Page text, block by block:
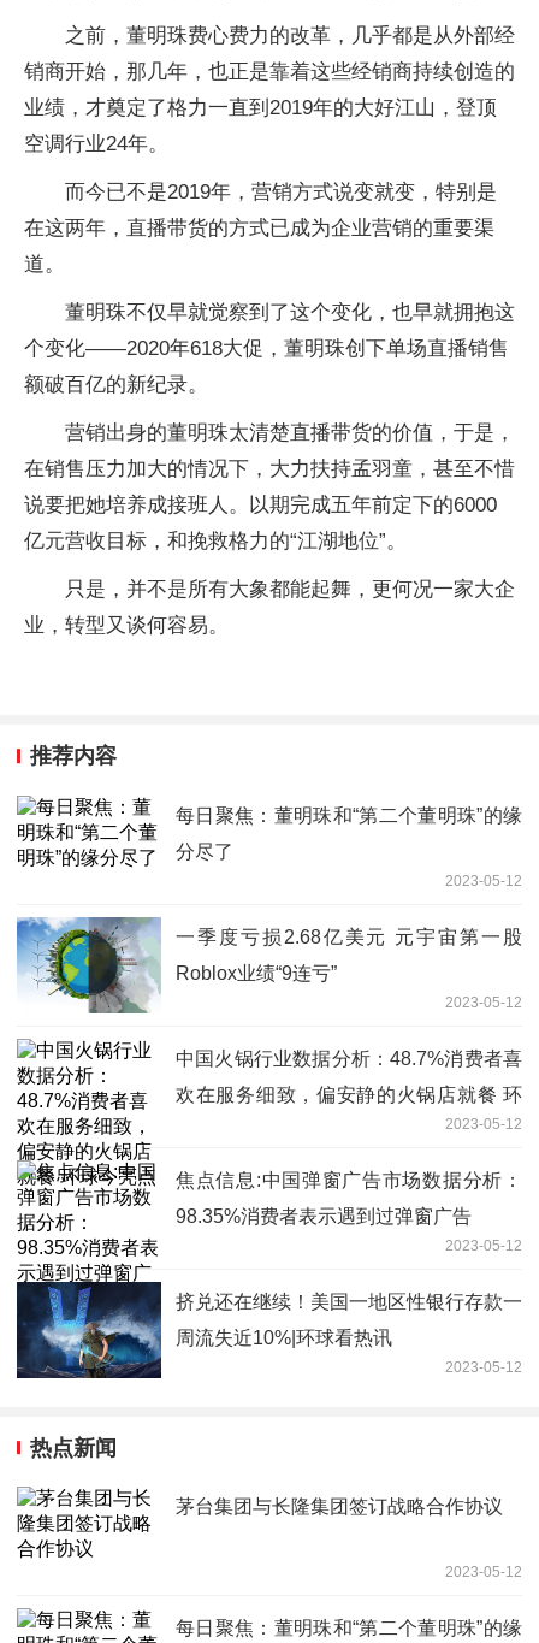
之前，董明珠费心费力的改革，几乎都是从外部经
销商开始，那几年，也正是靠着这些经销商持续创造的
业绩，才奠定了格力一直到2019年的大好江山，登顶
空调行业24年。
而今已不是2019年，营销方式说变就变，特别是
在这两年，直播带货的方式已成为企业营销的重要渠
道。
董明珠不仅早就觉察到了这个变化，也早就拥抱这
个变化——2020年618大促，董明珠创下单场直播销售
额破百亿的新纪录。
营销出身的董明珠太清楚直播带货的价值，于是，
在销售压力加大的情况下，大力扶持孟羽童，甚至不惜
说要把她培养成接班人。以期完成五年前定下的6000
亿元营收目标，和挽救格力的“江湖地位”。
只是，并不是所有大象都能起舞，更何况一家大企
业，转型又谈何容易。
推荐内容
每日聚焦：董明珠和“第二个董明珠”的缘
分尽了
2023-05-12
一季度亏损2.68亿美元 元宇宙第一股
Roblox业绩“9连亏”
2023-05-12
中国火锅行业数据分析：48.7%消费者喜
欢在服务细致，偏安静的火锅店就餐 环
2023-05-12
焦点信息:中国弹窗广告市场数据分析：
98.35%消费者表示遇到过弹窗广告
2023-05-12
挤兑还在继续！美国一地区性银行存款一
周流失近10%|环球看热讯
2023-05-12
热点新闻
茅台集团与长隆集团签订战略合作协议
2023-05-12
每日聚焦：董明珠和“第二个董明珠”的缘